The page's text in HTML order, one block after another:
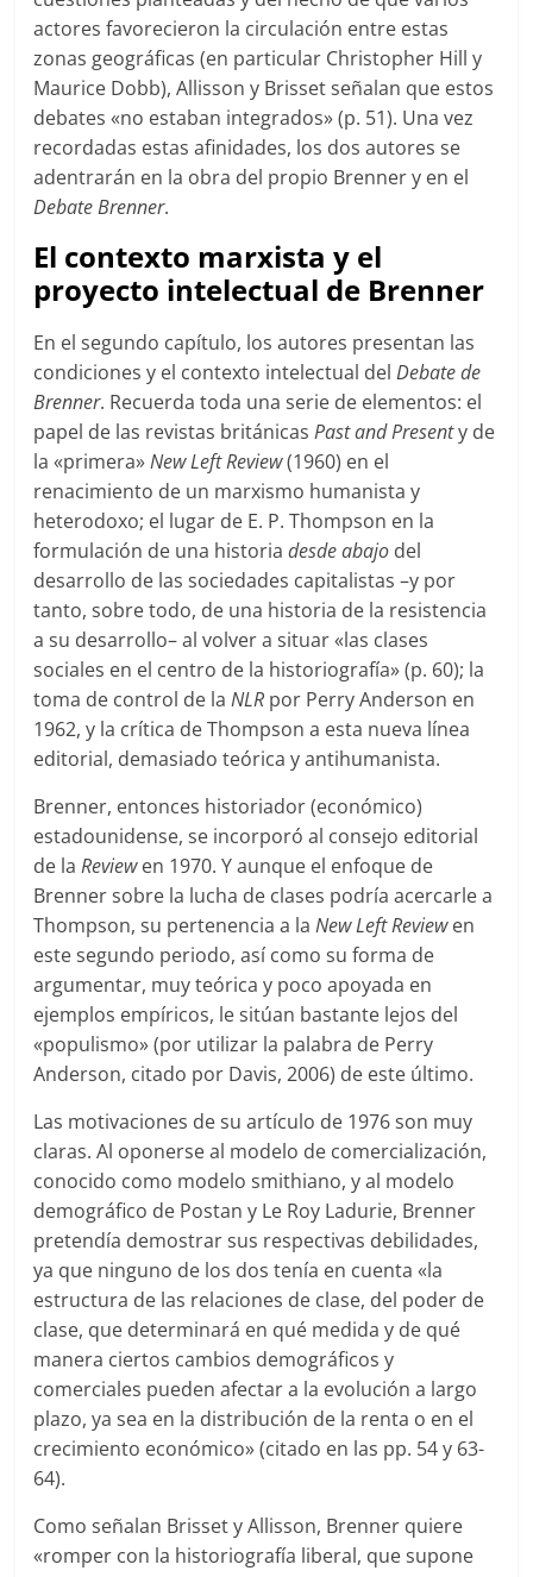
actores favorecieron la circulación entre estas
zonas geográficas (en particular Christopher Hill y
Maurice Dobb), Allisson y Brisset señalan que estos
debates «no estaban integrados» (p. 51). Una vez
recordadas estas afinidades, los dos autores se
adentrarán en la obra del propio Brenner y en el
Debate Brenner.
El contexto marxista y el
proyecto intelectual de Brenner
En el segundo capítulo, los autores presentan las
condiciones y el contexto intelectual del Debate de
Brenner. Recuerda toda una serie de elementos: el
papel de las revistas británicasPast andPresenty de
la «primera»New Left Review(1960) en el
renacimiento de un marxismo humanista y
heterodoxo; el lugar de E. P. Thompson en la
formulación de una historiadesde abajo del
desarrollo de las sociedades capitalistas –y por
tanto, sobre todo, de una historia de la resistencia
a su desarrollo– al volver a situar «las clases
sociales en el centro de la historiografía» (p. 60); la
toma de control de laNLR por Perry Anderson en
1962, y la crítica de Thompson a esta nueva línea
editorial, demasiado teórica y antihumanista.
Brenner, entonces historiador (económico)
estadounidense, se incorporó al consejo editorial
de laReviewen 1970. Y aunque el enfoque de
Brenner sobre la lucha de clases podría acercarle a
Thompson, su pertenencia a laNew LeftReviewen
este segundo periodo, así como su forma de
argumentar, muy teórica y poco apoyada en
ejemplos empíricos, le sitúan bastante lejos del
«populismo» (por utilizar la palabra de Perry
Anderson, citado por Davis, 2006) de este último.
Las motivaciones de su artículo de 1976 son muy
claras. Al oponerse al modelo de comercialización,
conocido como modelo smithiano, y al modelo
demográfico de Postan y Le Roy Ladurie, Brenner
pretendía demostrar sus respectivas debilidades,
ya que ninguno de los dos tenía en cuenta «la
estructura de las relaciones de clase, del poder de
clase, que determinará en qué medida y de qué
manera ciertos cambios demográficos y
comerciales pueden afectar a la evolución a largo
plazo, ya sea en la distribución de la renta o en el
crecimiento económico» (citado en las pp. 54 y 63-
64).
Como señalan Brisset y Allisson, Brenner quiere
«romper con la historiografía liberal, que supone